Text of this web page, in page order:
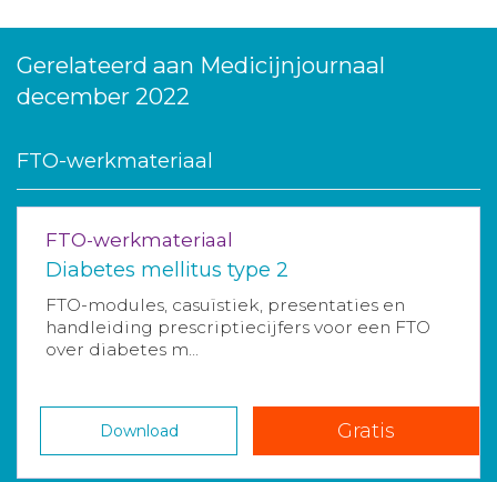
Gerelateerd aan Medicijnjournaal
december 2022
FTO-werkmateriaal
FTO-werkmateriaal
Diabetes mellitus type 2
FTO-modules, casuïstiek, presentaties en
handleiding prescriptiecijfers voor een FTO
over diabetes m...
Download Gratis